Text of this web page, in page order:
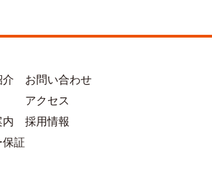
介
証
お問い合わせ
アクセス
採用情報